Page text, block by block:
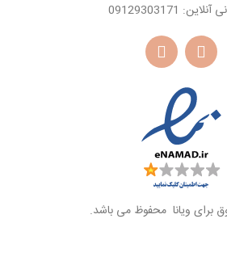
09129303171
برای ویانا محفوظ می باشد.